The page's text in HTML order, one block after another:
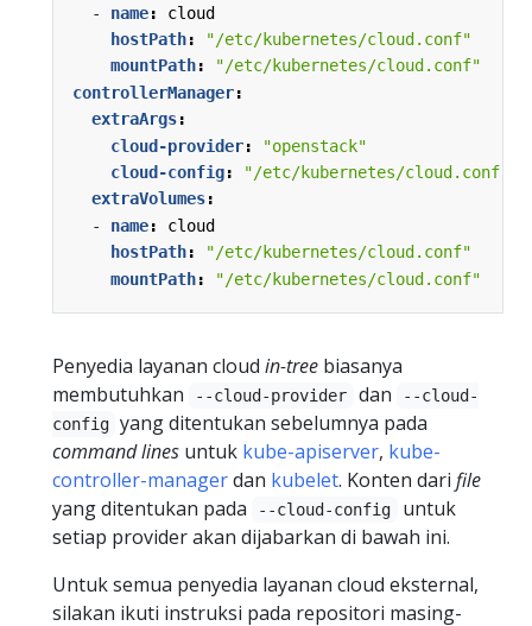
- name:
cloud
hostPath:
"/etc/kubernetes/cloud.conf"
mountPath:
"/etc/kubernetes/cloud.conf"
controllerManager:
extraArgs:
cloud-provider:
"openstack"
cloud-config:
"/etc/kubernetes/cloud.conf"
extraVolumes:
- name:
cloud
hostPath:
"/etc/kubernetes/cloud.conf"
mountPath: "/etc/kubernetes/cloud.conf"
Penyedia layanan cloud in-tree biasanya
membutuhkan
--cloud-provider dan
--cloud-
config yang ditentukan sebelumnya pada
command lines untuk kube-apiserver, kube-
controller-managerdan kubelet. Konten dari file
yang ditentukan pada
--cloud-config
untuk
setiap provider akan dijabarkan di bawah ini.
Untuk semua penyedia layanan cloud eksternal,
silakan ikuti instruksi pada repositori masing-